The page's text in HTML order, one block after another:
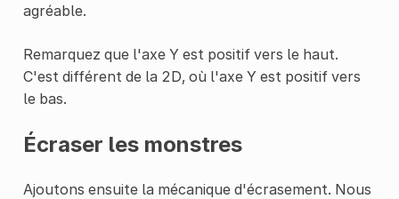
agréable.
Remarquez que l'axe Y est positif vers le haut.
C'est différent de la 2D, où l'axe Y est positif vers
le bas.
Écraser les monstres
Ajoutons ensuite la mécanique d'écrasement. Nous